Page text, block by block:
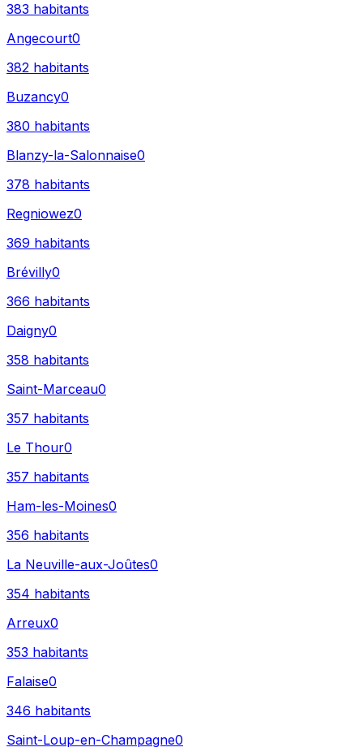
383 habitants
Angecourt0
382 habitants
Buzancy0
380 habitants
Blanzy-la-Salonnaise0
378 habitants
Regniowez0
369 habitants
Brévilly0
366 habitants
Daigny0
358 habitants
Saint-Marceau0
357 habitants
Le Thour0
357 habitants
Ham-les-Moines0
356 habitants
La Neuville-aux-Joûtes0
354 habitants
Arreux0
353 habitants
Falaise0
346 habitants
Saint-Loup-en-Champagne0